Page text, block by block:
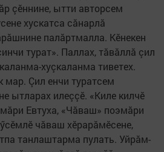
çӗннине, ытти авторсем
хускатса сăнарлă
палăртмалла. Кӗнекен
турат». Паллах, тăвăллă çил
хуçкаланма тиветех.
мар. Çил енчи туратсем
ытларах илеççӗ. «Киле килчӗ
Евтуха, «Чăваш» поэмăри
чăваш хӗрарăмӗсене,
танлаштарма пулать. Уйрăм-